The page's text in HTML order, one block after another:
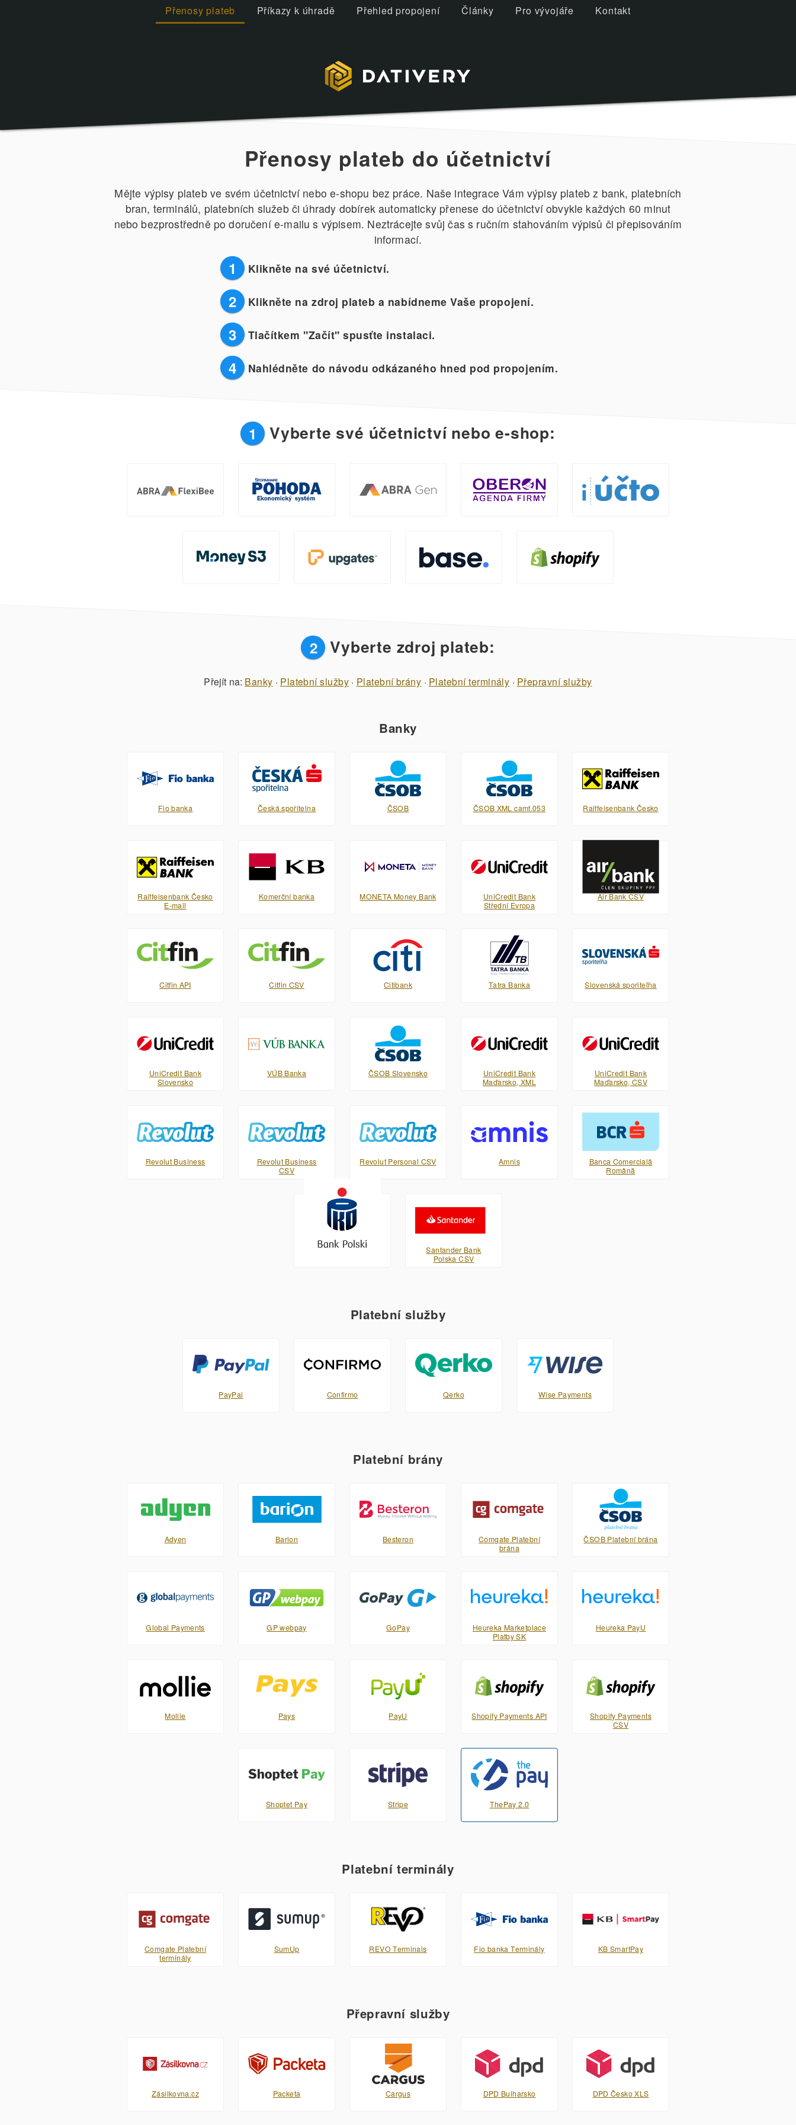
Přenosy plateb Příkazy k úhradě Přehled propojení Články Pro vývojáře Kontakt
Přenosy plateb do účetnictví
Mějte výpisy plateb ve svém účetnictví nebo e-shopu bez práce. Naše integrace Vám výpisy plateb z bank, platebních
bran, terminálů, platebních služeb či úhrady dobírek automaticky přenese do účetnictví obvykle každých 60 minut
nebo bezprostředně po doručení e-mailu s výpisem. Neztrácejte svůj čas s ručním stahováním výpisů či přepisováním
informací.
1 Klikněte na své účetnictví.
2 Klikněte na zdroj plateb a nabídneme Vaše propojení.
3 Tlačítkem "Začít" spusťte instalaci.
4 Nahlédněte do návodu odkázaného hned pod propojením.
1 Vyberte své účetnictví nebo e-shop:
2 Vyberte zdroj plateb:
Přejít na: Banky · Platební služby · Platební brány · Platební terminály · Přepravní služby
Banky
Fio banka Česká spořitelna ČSOB ČSOB XML camt.053 Raiffeisenbank Česko
Raiffeisenbank Česko
E-mail
Komerční banka MONETA Money Bank
UniCredit Bank
Střední Evropa
Air Bank CSV
Citfin API Citfin CSV Citibank Tatra Banka Slovenská sporiteľňa
UniCredit Bank
Slovensko
VÚB Banka ČSOB Slovensko
UniCredit Bank
Maďarsko, XML
UniCredit Bank
Maďarsko, CSV
Revolut Business
Revolut Business
CSV
Revolut Personal CSV Amnis
Banca Comercială
Română
PKO Bank Polski XML
Santander Bank
Polska CSV
Platební služby
PayPal Confirmo Qerko Wise Payments
Platební brány
Adyen Barion Besteron
Comgate Platební
brána
ČSOB Platební brána
Global Payments GP webpay GoPay
Heureka Marketplace
Platby SK
Heureka PayU
Mollie Pays PayU Shopify Payments API
Shopify Payments
CSV
Shoptet Pay Stripe ThePay 2.0
Platební terminály
Comgate Platební
terminály
SumUp REVO Terminals Fio banka Terminály KB SmartPay
Přepravní služby
Zásilkovna.cz Packeta Cargus DPD Bulharsko DPD Česko XLS